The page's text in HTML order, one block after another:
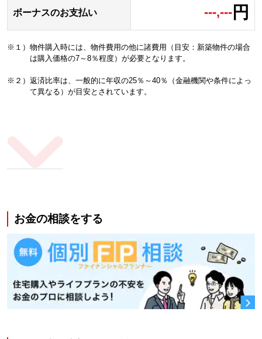
ボーナスのお支払い ---,---円
※１）物件購入時には、物件費用の他に諸費用（目安：新築物件の場合
は購入価格の7～8％程度）が必要となります。
※２）返済比率は、一般的に年収の25％～40％（金融機関や条件によっ
て異なる）が目安とされています。
お金の相談をする